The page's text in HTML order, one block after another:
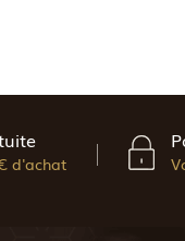
d'achat